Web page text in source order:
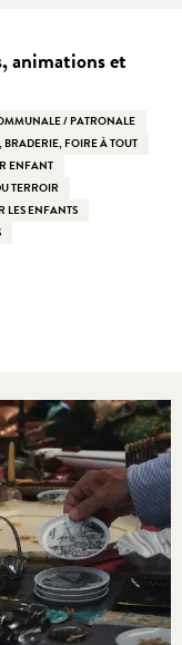
animations et
/ PATRONALE
BRADERIE, FOIRE À TOUT
ENFANT
TERROIR
LES ENFANTS